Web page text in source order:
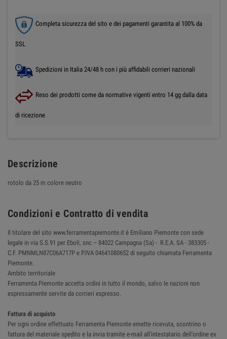
Completa sicurezza del sito e dei pagamenti garantita al 100% da
SSL
Spedizioni in Italia 24/48 h con i più affidabili corrieri nazionali
Reso dei prodotti come da normative vigenti entro 14 gg dalla data
di ricezione
Descrizione
rotolo da 25 m colore neutro
Condizioni e Contratto di vendita
Il titolare del sito www.ferramentapiemonte.it è Emiliano Piemonte con sede
legale in via S.S.91 per Eboli, snc – 84022 Campagna (Sa) - R.E.A. SA - 383305 -
C.F. PMNMLN87C06A717P e P.IVA 04641080652 di seguito chiamata Ferramenta
Piemonte.
Ambito territoriale
Ferramenta Piemonte accetta ordini in tutto il mondo, salvo le nazioni non
espressamente servite da corrieri espresso.
Fattura di acquisto
Per ogni ordine effettuato Ferramenta Piemonte emette ricevuta, scontrino o
fattura del materiale spedito e la invia tramite e-mail all'intestatario dell'ordine ex